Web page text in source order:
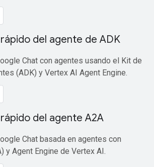
del agente de ADK
Chat con agentes usando el Kit de
(ADK) y Vertex AI Agent Engine.
del agente A2A
Chat basada en agentes con
y Agent Engine de Vertex AI.